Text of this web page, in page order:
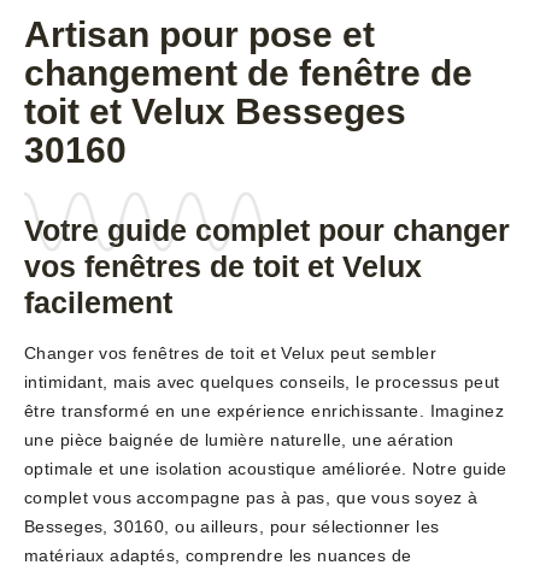
Artisan pour pose et
changement de fenêtre de
toit et Velux Besseges
30160
Votre guide complet pour changer
vos fenêtres de toit et Velux
facilement
Changer vos fenêtres de toit et Velux peut sembler
intimidant, mais avec quelques conseils, le processus peut
être transformé en une expérience enrichissante. Imaginez
une pièce baignée de lumière naturelle, une aération
optimale et une isolation acoustique améliorée. Notre guide
complet vous accompagne pas à pas, que vous soyez à
Besseges, 30160, ou ailleurs, pour sélectionner les
matériaux adaptés, comprendre les nuances de